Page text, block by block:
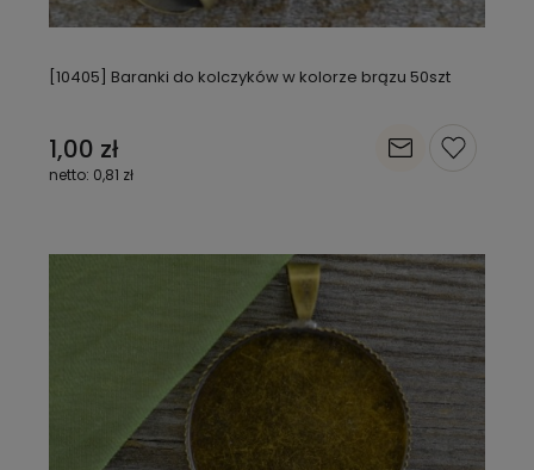
[10405] Baranki do kolczyków w kolorze brązu 50szt
1,00 zł
0,81 zł